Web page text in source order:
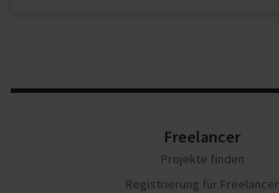
Freelancer
Projekte finden
Registrierung für Freelancer